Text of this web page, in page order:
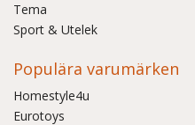
Tema
Sport & Utelek
Populära varumärken
Homestyle4u
Eurotoys